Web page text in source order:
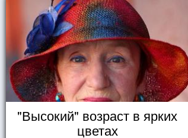
"Высокий" возраст в ярких
цветах